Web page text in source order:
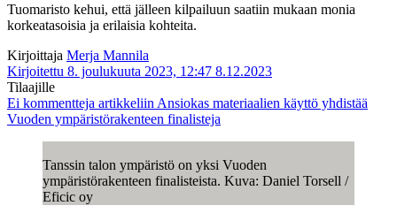
Tuomaristo kehui, että jälleen kilpailuun saatiin mukaan monia
korkeatasoisia ja erilaisia kohteita.
Kirjoittaja Merja Mannila
Kirjoitettu 8. joulukuuta 2023, 12:47 8.12.2023
Tilaajille
Ei kommentteja artikkeliin Ansiokas materiaalien käyttö yhdistää
Vuoden ympäristörakenteen finalisteja
Tanssin talon ympäristö on yksi Vuoden
ympäristörakenteen finalisteista. Kuva: Daniel Torsell /
Eficic oy